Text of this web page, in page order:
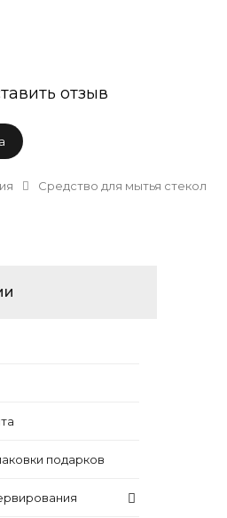
отзыв
Средство для мытья стекол
подарков